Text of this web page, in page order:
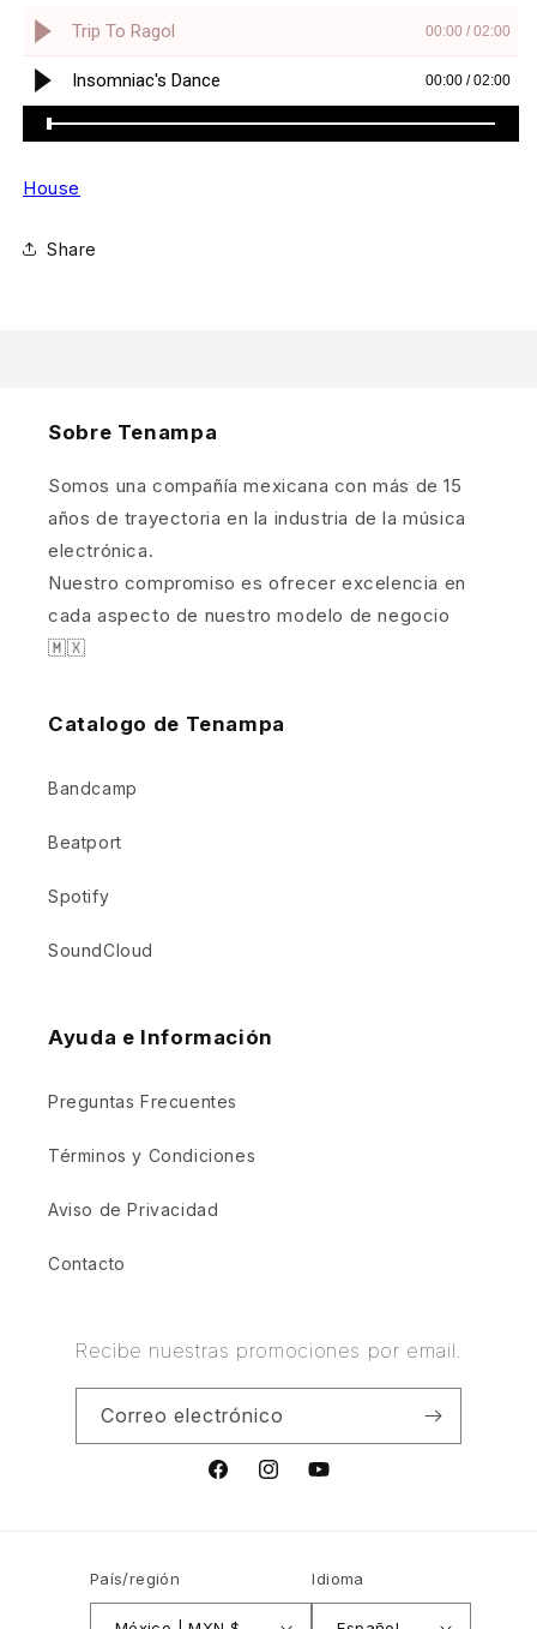
House
Share
Sobre Tenampa
Somos una compañía mexicana con más de 15
años de trayectoria en la industria de la música
electrónica.
Nuestro compromiso es ofrecer excelencia en
cada aspecto de nuestro modelo de negocio
🇲🇽
Catalogo de Tenampa
Bandcamp
Beatport
Spotify
SoundCloud
Ayuda e Información
Preguntas Frecuentes
Términos y Condiciones
Aviso de Privacidad
Contacto
Recibe nuestras promociones por email.
Correo electrónico
FacebookInstagramYouTube
País/región Idioma